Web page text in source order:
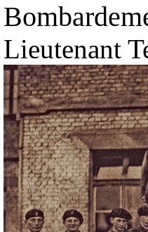
Lieutenant